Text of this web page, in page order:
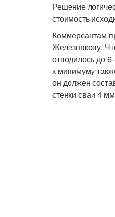
Решение
стоимость
Коммерсантам
Железнякову.
отводилось до
к минимуму
он должен
стенки сваи 4